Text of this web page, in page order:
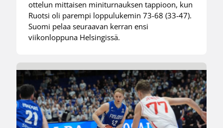
ottelun mittaisen miniturnauksen tappioon, kun
Ruotsi oli parempi loppulukemin 73-68 (33-47).
Suomi pelaa seuraavan kerran ensi
viikonloppuna Helsingissä.